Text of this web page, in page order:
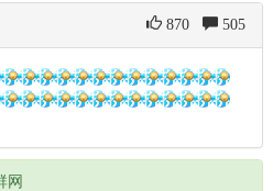
870 505
网